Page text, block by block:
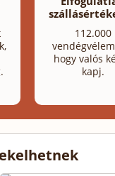
112.000
hogy valós
kapj.